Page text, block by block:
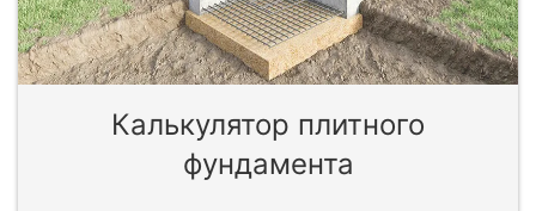
Калькулятор плитного
фундамента